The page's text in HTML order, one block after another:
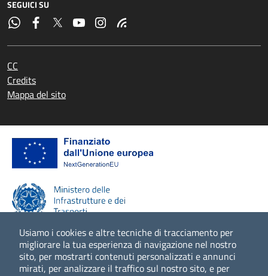
Usiamo i cookies e altre tecniche di tracciamento per
migliorare la tua esperienza di navigazione nel nostro
sito, per mostrarti contenuti personalizzati e annunci
mirati, per analizzare il traffico sul nostro sito, e per
SEGUICI SU
CC
Credits
Mappa del sito
Scopri di più